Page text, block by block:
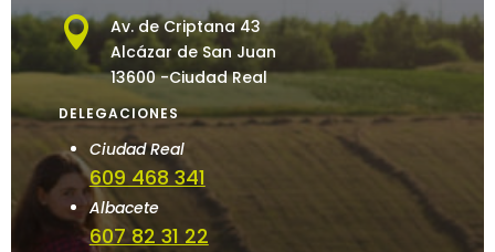

Av. de Criptana 43
Alcázar de San Juan
13600 -Ciudad Real
DELEGACIONES
Ciudad Real
609 468 341
Albacete
607 82 31 22